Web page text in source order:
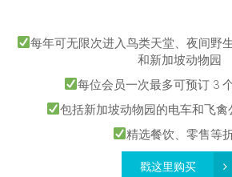
每年可无限次进入鸟类天堂、夜间野
和新加坡动物园
每位会员一次最多可预订 3
包括新加坡动物园的电车和飞
精选餐饮、零售等
戳这里购买